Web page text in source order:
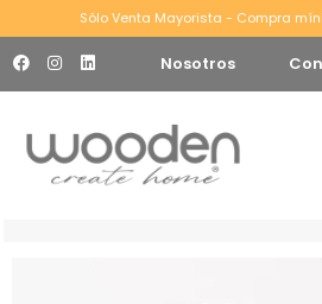
Sólo Venta Mayorista - Compra
Nosotros